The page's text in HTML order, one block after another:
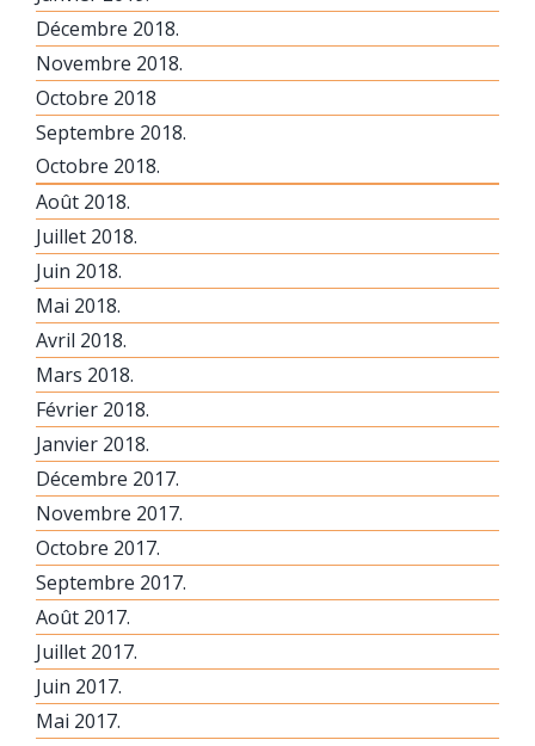
Décembre 2018.
Novembre 2018.
Octobre 2018
Septembre 2018.
Octobre 2018.
Août 2018.
Juillet 2018.
Juin 2018.
Mai 2018.
Avril 2018.
Mars 2018.
Février 2018.
Janvier 2018.
Décembre 2017.
Novembre 2017.
Octobre 2017.
Septembre 2017.
Août 2017.
Juillet 2017.
Juin 2017.
Mai 2017.